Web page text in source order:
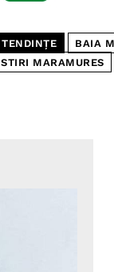
TENDINȚE BAIA
STIRI MARAMURES